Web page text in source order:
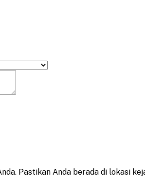
Pastikan Anda berada di lokasi